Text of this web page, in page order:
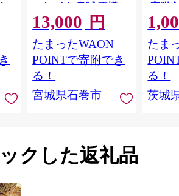
いか イカ 烏賊 不揃い
小分け 下処理済み 時
短調理 こだわり 冷凍
海鮮 魚介 おかず おつ
まみ 煮物 焼きイカ
BBQ バーベキュー 宮
城県 石巻市
13,000 円
たまったWAON
POINTで寄附でき
る！
宮城県石巻市
(寄附
【返
地のた
共同
支援金
ます
支援
たま
る！
茨城
クした返礼品